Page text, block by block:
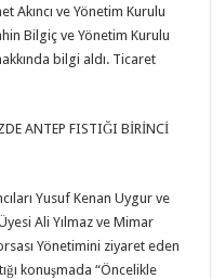
Akıncı ve Yönetim Kurulu
Bilgiç ve Yönetim Kurulu
bilgi aldı. Ticaret
ANTEP FISTIĞI BİRİNCİ
Yusuf Kenan Uygur ve
Ali Yılmaz ve Mimar
Yönetimini ziyaret eden
konuşmada “Öncelikle